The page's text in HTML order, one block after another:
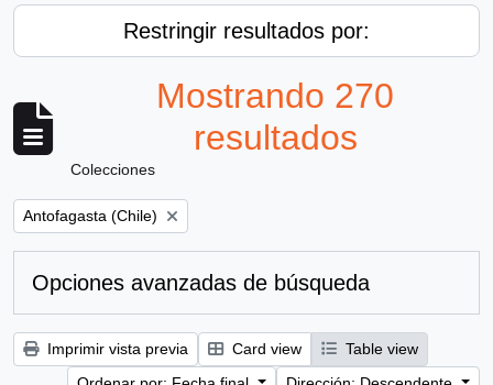
Restringir resultados por:
Mostrando 270
resultados
Colecciones
Remove filter:
Antofagasta (Chile)
Opciones avanzadas de búsqueda
Imprimir vista previa Card view
Table view